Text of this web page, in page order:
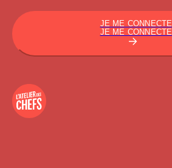
JE ME CONNECTE
JE ME CONNECTE